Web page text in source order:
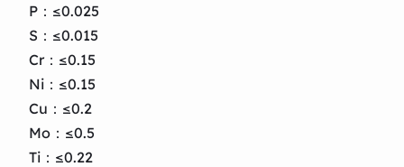
P：≤0.025
S：≤0.015
Cr：≤0.15
Ni：≤0.15
Cu：≤0.2
Mo：≤0.5
Ti：≤0.22